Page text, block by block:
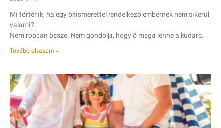
Mi történik, ha egy önismerettel rendelkező embernek nem sikerül
valami?
Nem roppan össze. Nem gondolja, hogy ő maga lenne a kudarc.
Tovább olvasom »